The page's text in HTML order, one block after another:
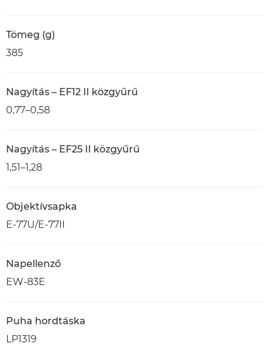
Tömeg (g)
385
Nagyítás – EF12 II közgyűrű
0,77–0,58
Nagyítás – EF25 II közgyűrű
1,51–1,28
Objektívsapka
E-77U/E-77II
Napellenző
EW-83E
Puha hordtáska
LP1319